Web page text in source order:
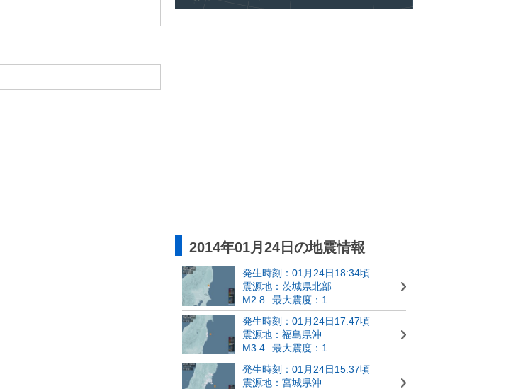
2014年01月24日の地震情報
発生時刻：01月24日18:34頃
震源地：茨城県北部
M2.8
最大震度：1
発生時刻：01月24日17:47頃
震源地：福島県沖
M3.4
最大震度：1
発生時刻：01月24日15:37頃
震源地：宮城県沖